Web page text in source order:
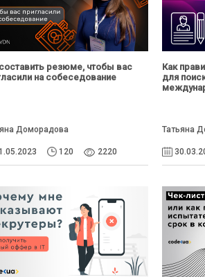
резюме, чтобы вас
на собеседование
Доморадова
120 2220
Как
для
Татьяна